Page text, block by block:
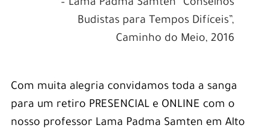
– Lama Padma Samten “Conselhos
Budistas para Tempos Difíceis”,
Caminho do Meio, 2016
Com muita alegria convidamos toda a sanga
para um retiro PRESENCIAL e ONLINE com o
nosso professor Lama Padma Samten em Alto